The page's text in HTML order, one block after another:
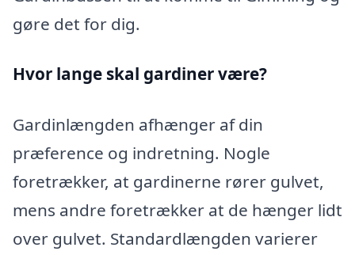
gøre det for dig.
Hvor lange skal gardiner være?
Gardinlængden afhænger af din
præference og indretning. Nogle
foretrækker, at gardinerne rører gulvet,
mens andre foretrækker at de hænger lidt
over gulvet. Standardlængden varierer